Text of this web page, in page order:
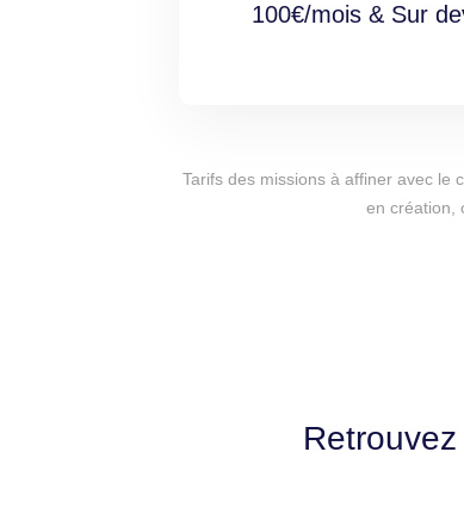
100€/mois & Sur
Tarifs des missions à affiner avec le
en création,